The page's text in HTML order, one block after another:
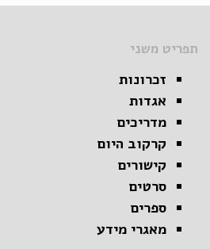
תפריט משני
זכרונות
אגדות
מדריכים
קרקוב היום
קישורים
סרטים
ספרים
מאגרי מידע